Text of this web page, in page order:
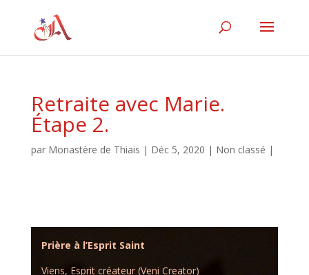
Retraite avec Marie.
Étape 2.
par Monastère de Thiais | Déc 5, 2020 | Non classé |
Prière à l’Esprit Saint
Viens, Esprit créateur (Veni Creator)